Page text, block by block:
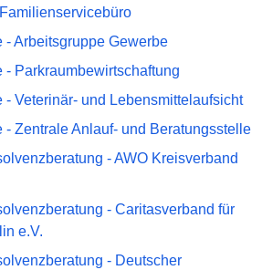
- Arbeitsgruppe Gewerbe
- Parkraumbewirtschaftung
- Veterinär- und Lebensmittelaufsicht
- Zentrale Anlauf- und Beratungsstelle
- AWO Kreisverband
- Caritasverband für
e.V.
- Deutscher